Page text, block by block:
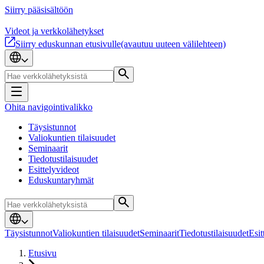
Siirry pääsisältöön
Videot ja verkkolähetykset
Siirry eduskunnan etusivulle(avautuu uuteen välilehteen)
Ohita navigointivalikko
Täysistunnot
Valiokuntien tilaisuudet
Seminaarit
Tiedotustilaisuudet
Esittelyvideot
Eduskuntaryhmät
TäysistunnotValiokuntien tilaisuudetSeminaaritTiedotustilaisuudet
Etusivu